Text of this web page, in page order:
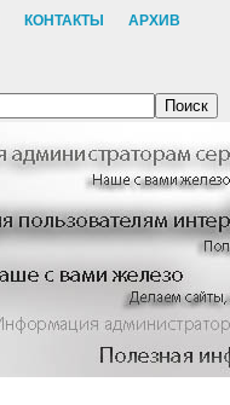
КОНТАКТЫ АРХИВ
Поиск